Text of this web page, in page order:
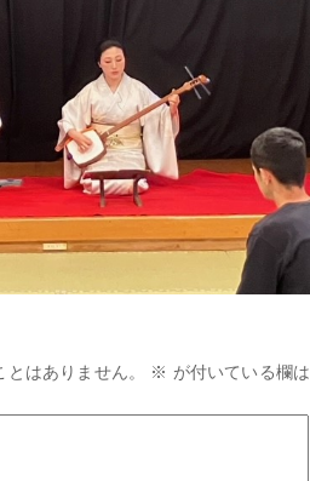
はありません。
※ が付いている欄は